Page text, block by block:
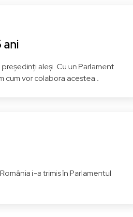
Giurgiu Vezi pagina
aleși. Cu un Parlament
cum vor colabora acestea...
i-a trimis în Parlamentul